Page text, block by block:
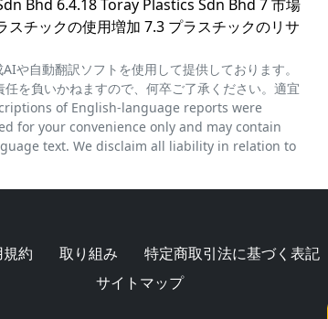
Bhd 6.4.18 Toray Plastics Sdn Bhd 7 市場
チックの使用増加 7.3 プラスチックのリサ
や自動翻訳ソフトを使用して提供しております。
を負いかねますので、何卒ご了承ください。適宜
of English-language reports were
for your convenience only and may contain
text. We disclaim all liability in relation to
約 取り組み 特定商取引法に基づく表記
サイトマップ